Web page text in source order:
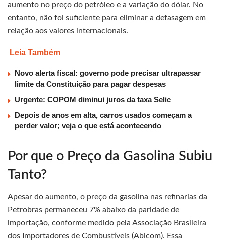
aumento no preço do petróleo e a variação do dólar. No
entanto, não foi suficiente para eliminar a defasagem em
relação aos valores internacionais.
Leia Também
Novo alerta fiscal: governo pode precisar ultrapassar
limite da Constituição para pagar despesas
Urgente: COPOM diminui juros da taxa Selic
Depois de anos em alta, carros usados começam a
perder valor; veja o que está acontecendo
Por que o Preço da Gasolina Subiu
Tanto?
Apesar do aumento, o preço da gasolina nas refinarias da
Petrobras permaneceu 7% abaixo da paridade de
importação, conforme medido pela Associação Brasileira
dos Importadores de Combustíveis (Abicom). Essa